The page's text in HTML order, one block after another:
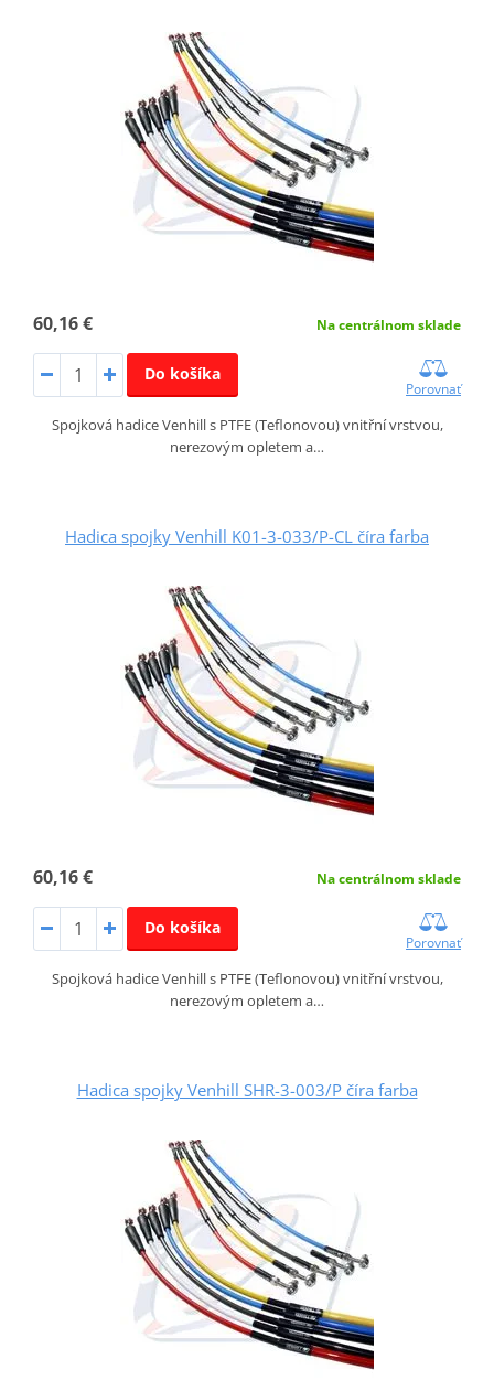
60,16 € Na centrálnom sklade
Do košíka
Porovnať
Spojková hadice Venhill s PTFE (Teflonovou) vnitřní vrstvou,
nerezovým opletem a…
Hadica spojky Venhill K01-3-033/P-CL číra farba
60,16 € Na centrálnom sklade
Do košíka
Porovnať
Spojková hadice Venhill s PTFE (Teflonovou) vnitřní vrstvou,
nerezovým opletem a…
Hadica spojky Venhill SHR-3-003/P číra farba